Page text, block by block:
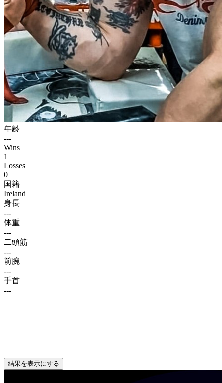
年齢
---
Wins
1
Losses
0
国籍
Ireland
身長
---
体重
---
二頭筋
---
前腕
---
手首
---
結果を表示にする